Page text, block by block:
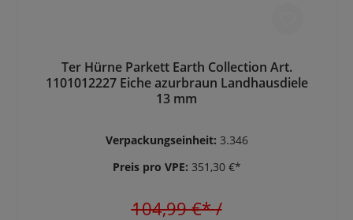
Ter Hürne Parkett Earth Collection Art.
1101012227 Eiche azurbraun Landhausdiele
13 mm
Verpackungseinheit: 3.346
Preis pro VPE: 351,30 €*
104,99 €*/